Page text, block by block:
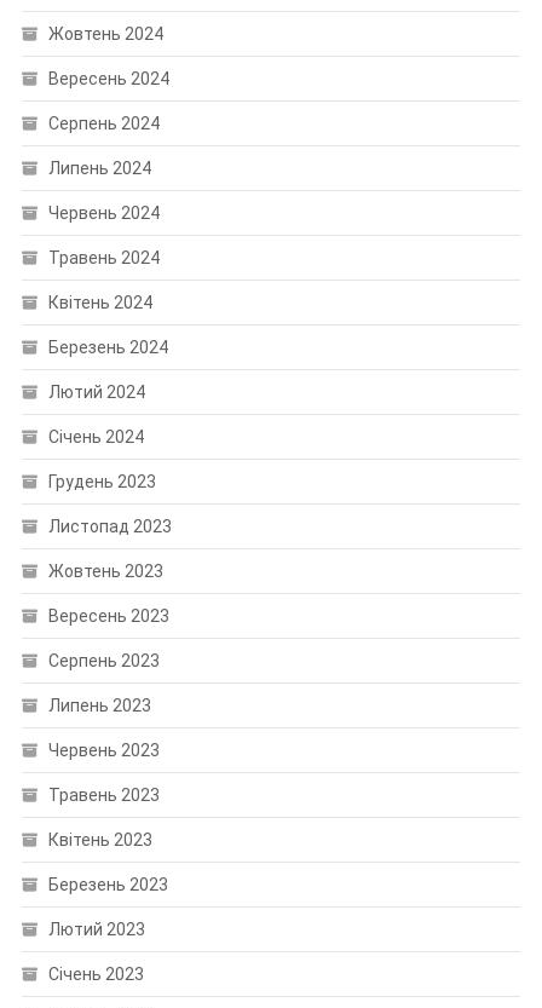
Жовтень 2024
Вересень 2024
Серпень 2024
Липень 2024
Червень 2024
Травень 2024
Квітень 2024
Березень 2024
Лютий 2024
Січень 2024
Грудень 2023
Листопад 2023
Жовтень 2023
Вересень 2023
Серпень 2023
Липень 2023
Червень 2023
Травень 2023
Квітень 2023
Березень 2023
Лютий 2023
Січень 2023